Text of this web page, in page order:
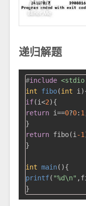
递归解题
#include
int
fibo(int i)
if(i<2
return i==0?0: 1
return fibo(i -1
}
int main()
printf( "%d\n"